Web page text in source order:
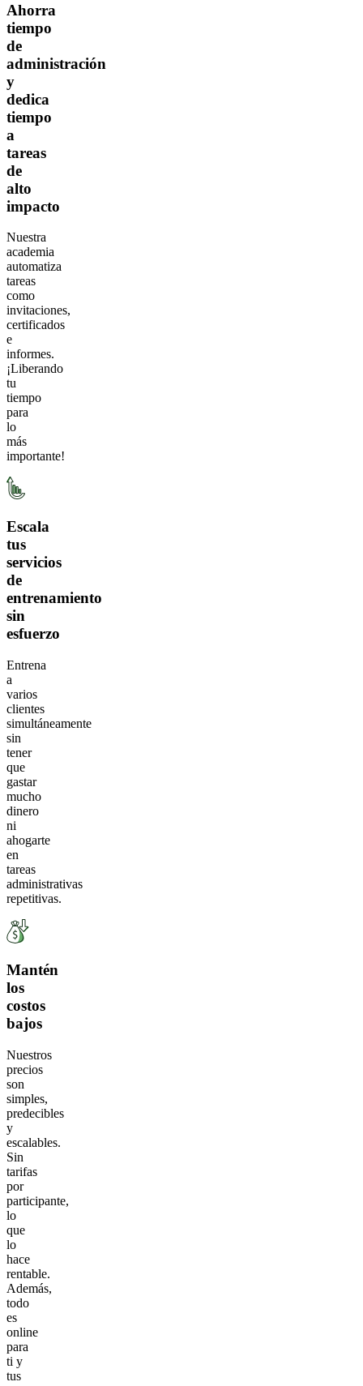
Ahorra
tiempo
de
administración
y
dedica
tiempo
a
tareas
de
alto
impacto
Nuestra
academia
automatiza
tareas
como
invitaciones,
certificados
e
informes.
¡Liberando
tu
tiempo
para
lo
más
importante!
Escala
tus
servicios
de
entrenamiento
sin
esfuerzo
Entrena
a
varios
clientes
simultáneamente
sin
tener
que
gastar
mucho
dinero
ni
ahogarte
en
tareas
administrativas
repetitivas.
Mantén
los
costos
bajos
Nuestros
precios
son
simples,
predecibles
y
escalables.
Sin
tarifas
por
participante,
lo
que
lo
hace
rentable.
Además,
todo
es
online
para
ti y
tus